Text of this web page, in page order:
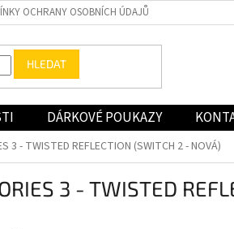
OCHRANY OSOBNÍCH ÚDAJŮ
HLEDAT
DÁRKOVÉ POUKAZY
3 - TWISTED REFLECTION (SWITCH 2 - NOVÁ)
3 - TWISTED